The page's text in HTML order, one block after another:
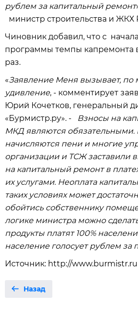
рублем за капитальный ремонт
министр строительства и
Чиновник добавил, что с
программы темпы капремонта
раз.
«Заявление Меня вызывает,
удивление, - комментирует
Юрий Кочетков, генеральный
«Бурмистр.ру». -
Взносы на
МКД являются обязательными.
начисляются пени и многие
организации и ТСЖ заставили
на капитальный ремонт в
их услугами. Неоплата
таких условиях может
обойтись собственнику
логике министра можно
продукты платят 100%
население голосует рублем за
Источник: http://www.burmistr.ru
Назад